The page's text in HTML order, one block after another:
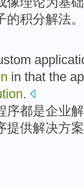
的积分解法。
in that the
.
序都是企业
提供解决方案